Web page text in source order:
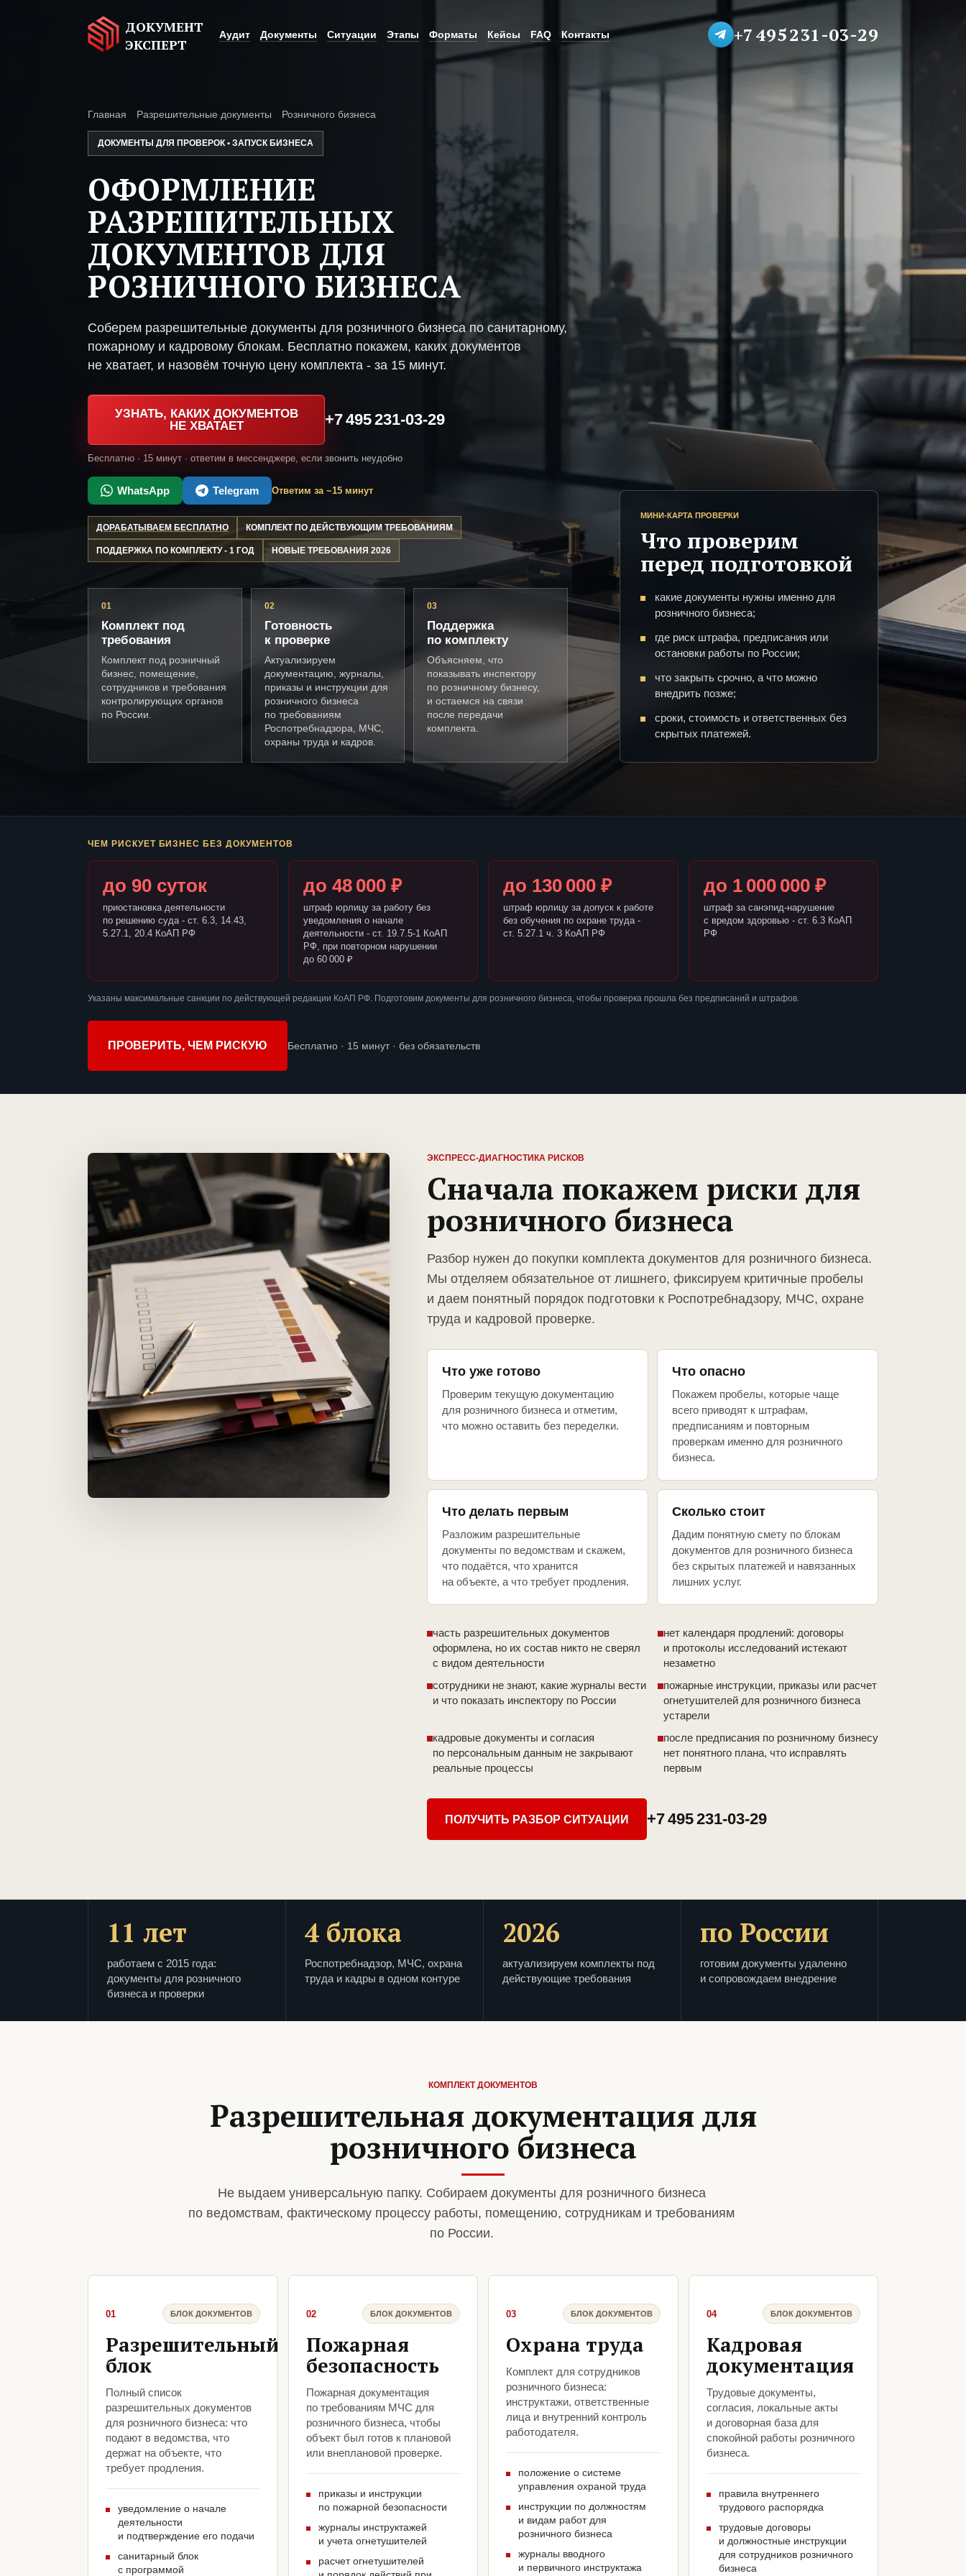
ДОКУМЕНТ
ЭКСПЕРТ
Аудит Документы Ситуации Этапы Форматы Кейсы FAQ Контакты +7 495 231-03-29
Главная Разрешительные документы Розничного бизнеса
ДОКУМЕНТЫ ДЛЯ ПРОВЕРОК • ЗАПУСК БИЗНЕСА
ОФОРМЛЕНИЕ
РАЗРЕШИТЕЛЬНЫХ
ДОКУМЕНТОВ ДЛЯ
РОЗНИЧНОГО БИЗНЕСА
Соберем разрешительные документы для розничного бизнеса по санитарному,
пожарному и кадровому блокам. Бесплатно покажем, каких документов
не хватает, и назовём точную цену комплекта - за 15 минут.
УЗНАТЬ, КАКИХ ДОКУМЕНТОВ
НЕ ХВАТАЕТ
+7 495 231-03-29
Бесплатно · 15 минут · ответим в мессенджере, если звонить неудобно
WhatsApp Telegram Ответим за ~15 минут
ДОРАБАТЫВАЕМ БЕСПЛАТНО КОМПЛЕКТ ПО ДЕЙСТВУЮЩИМ ТРЕБОВАНИЯМ
ПОДДЕРЖКА ПО КОМПЛЕКТУ - 1 ГОД НОВЫЕ ТРЕБОВАНИЯ 2026
01
Комплект под
требования
Комплект под розничный
бизнес, помещение,
сотрудников и требования
контролирующих органов
по России.
02
Готовность
к проверке
Актуализируем
документацию, журналы,
приказы и инструкции для
розничного бизнеса
по требованиям
Роспотребнадзора, МЧС,
охраны труда и кадров.
03
Поддержка
по комплекту
Объясняем, что
показывать инспектору
по розничному бизнесу,
и остаемся на связи
после передачи
комплекта.
МИНИ-КАРТА ПРОВЕРКИ
Что проверим
перед подготовкой
какие документы нужны именно для
розничного бизнеса;
где риск штрафа, предписания или
остановки работы по России;
что закрыть срочно, а что можно
внедрить позже;
сроки, стоимость и ответственных без
скрытых платежей.
ЧЕМ РИСКУЕТ БИЗНЕС БЕЗ ДОКУМЕНТОВ
до 90 суток
приостановка деятельности
по решению суда - ст. 6.3, 14.43,
5.27.1, 20.4 КоАП РФ
до 48 000 ₽
штраф юрлицу за работу без
уведомления о начале
деятельности - ст. 19.7.5-1 КоАП
РФ, при повторном нарушении
до 60 000 ₽
до 130 000 ₽
штраф юрлицу за допуск к работе
без обучения по охране труда -
ст. 5.27.1 ч. 3 КоАП РФ
до 1 000 000 ₽
штраф за санэпид-нарушение
с вредом здоровью - ст. 6.3 КоАП
РФ
Указаны максимальные санкции по действующей редакции КоАП РФ. Подготовим документы для розничного бизнеса, чтобы проверка прошла без предписаний и штрафов.
ПРОВЕРИТЬ, ЧЕМ РИСКУЮ Бесплатно · 15 минут · без обязательств
ЭКСПРЕСС-ДИАГНОСТИКА РИСКОВ
Сначала покажем риски для
розничного бизнеса
Разбор нужен до покупки комплекта документов для розничного бизнеса.
Мы отделяем обязательное от лишнего, фиксируем критичные пробелы
и даем понятный порядок подготовки к Роспотребнадзору, МЧС, охране
труда и кадровой проверке.
Что уже готово
Проверим текущую документацию
для розничного бизнеса и отметим,
что можно оставить без переделки.
Что опасно
Покажем пробелы, которые чаще
всего приводят к штрафам,
предписаниям и повторным
проверкам именно для розничного
бизнеса.
Что делать первым
Разложим разрешительные
документы по ведомствам и скажем,
что подаётся, что хранится
на объекте, а что требует продления.
Сколько стоит
Дадим понятную смету по блокам
документов для розничного бизнеса
без скрытых платежей и навязанных
лишних услуг.
часть разрешительных документов
оформлена, но их состав никто не сверял
с видом деятельности
нет календаря продлений: договоры
и протоколы исследований истекают
незаметно
сотрудники не знают, какие журналы вести
и что показать инспектору по России
пожарные инструкции, приказы или расчет
огнетушителей для розничного бизнеса
устарели
кадровые документы и согласия
по персональным данным не закрывают
реальные процессы
после предписания по розничному бизнесу
нет понятного плана, что исправлять
первым
ПОЛУЧИТЬ РАЗБОР СИТУАЦИИ +7 495 231-03-29
11 лет
работаем с 2015 года:
документы для розничного
бизнеса и проверки
4 блока
Роспотребнадзор, МЧС, охрана
труда и кадры в одном контуре
2026
актуализируем комплекты под
действующие требования
по России
готовим документы удаленно
и сопровождаем внедрение
КОМПЛЕКТ ДОКУМЕНТОВ
Разрешительная документация для
розничного бизнеса
Не выдаем универсальную папку. Собираем документы для розничного бизнеса
по ведомствам, фактическому процессу работы, помещению, сотрудникам и требованиям
по России.
01 БЛОК ДОКУМЕНТОВ
Разрешительный
блок
Полный список
разрешительных документов
для розничного бизнеса: что
подают в ведомства, что
держат на объекте, что
требует продления.
уведомление о начале
деятельности
и подтверждение его подачи
санитарный блок
с программой
02 БЛОК ДОКУМЕНТОВ
Пожарная
безопасность
Пожарная документация
по требованиям МЧС для
розничного бизнеса, чтобы
объект был готов к плановой
или внеплановой проверке.
приказы и инструкции
по пожарной безопасности
журналы инструктажей
и учета огнетушителей
расчет огнетушителей
03 БЛОК ДОКУМЕНТОВ
Охрана труда
Комплект для сотрудников
розничного бизнеса:
инструктажи, ответственные
лица и внутренний контроль
работодателя.
положение о системе
управления охраной труда
инструкции по должностям
и видам работ для
розничного бизнеса
журналы вводного
и первичного инструктажа
04 БЛОК ДОКУМЕНТОВ
Кадровая
документация
Трудовые документы,
согласия, локальные акты
и договорная база для
спокойной работы розничного
бизнеса.
правила внутреннего
трудового распорядка
трудовые договоры
и должностные инструкции
для сотрудников розничного
бизнеса